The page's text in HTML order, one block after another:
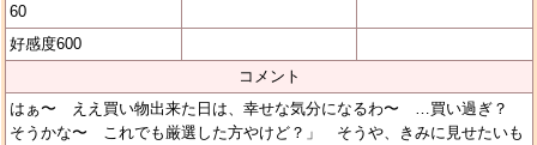
60
好感度600
コメント
はぁ〜 ええ買い物出来た日は、幸せな気分になるわ〜 …買い過ぎ？
そうかな〜 これでも厳選した方やけど？」 そうや、きみに見せたいも